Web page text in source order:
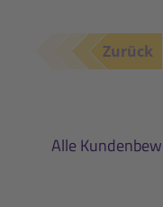
Zurück
Alle